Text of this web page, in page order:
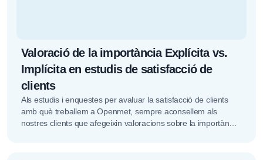
Valoració de la importància Explícita vs.
Implícita en estudis de satisfacció de
clients
Als estudis i enquestes per avaluar la satisfacció de clients
amb què treballem a Openmet, sempre aconsellem als
nostres clients que afegeixin valoracions sobre la importància